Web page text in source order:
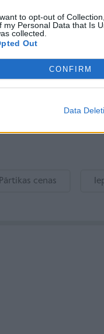
to opt-out of
my Personal Data that Is
collected.
Out
CONFIRM
Databeigas
Pārtikas cenas